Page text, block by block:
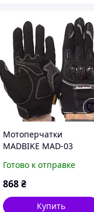
Мотоперчатки
MADBIKE MAD-03
Готово к отправке
868₴
Купить